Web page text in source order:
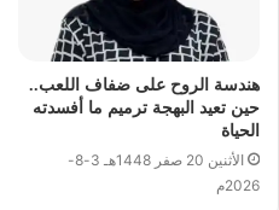
هندسة الروح على ضفاف اللعب..
حين تعيد البهجة ترميم ما أفسدته
الحياة
الأثنين 20 صفر 1448هـ 3-8-
2026م